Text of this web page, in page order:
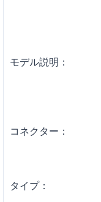
モデル説明：
コネクター：
タイプ：